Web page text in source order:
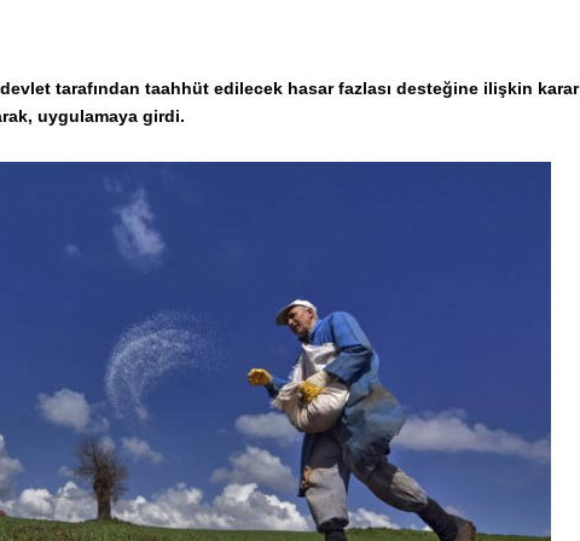
tarafından taahhüt edilecek hasar fazlası desteğine ilişkin karar
uygulamaya girdi.